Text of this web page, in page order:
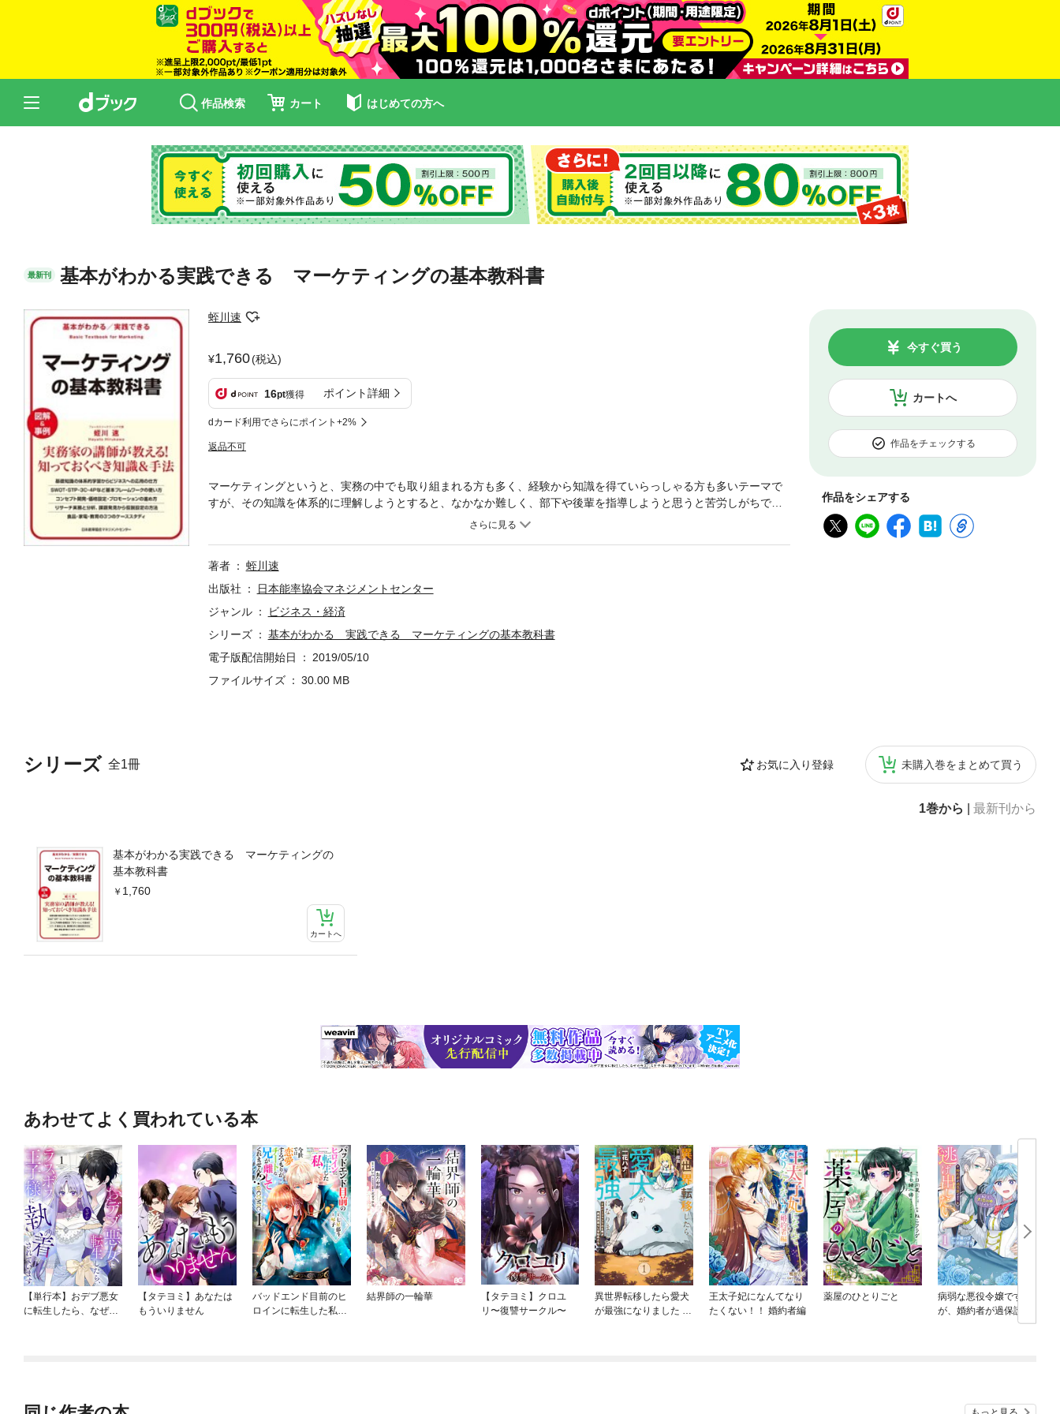
作品検索 カート はじめての方へ
最新刊 基本がわかる実践できる マーケティングの基本教科書
蛭川速
1,760(税込)
16pt獲得 ポイント詳細
dカード利用でさらにポイント+2%
返品不可
カートへ
今すぐ買う
作品をチェックする
作品をシェアする
シリーズ 全1冊 お気に入り登録 未購入巻をまとめて買う
1巻から 最新刊から
基本がわかる実践できる マーケティングの
基本教科書
1,760
カートへ
マーケティングというと、実務の中でも取り組まれる方も多く、経験から知識を得ていらっしゃる方も多いテーマで
すが、その知識を体系的に理解しようとすると、なかなか難しく、部下や後輩を指導しようと思うと苦労しがちで
す。また、マーケティングに全く携わったことのない方で、異動により担当することになったビジネスパーソンにと
りと把握し、後半で3つのケースを取り上げ、マーケティングが実務で活用される様子を学びます。平易な文章でSTP
から最新の動向までを網羅し、ビジネスのあらゆるシーンで活用可能な考え方が豊富に盛り込まれている必読テキス
達第4章 マーケティング情報を集める、分析する、仮説を設定する第5章 戦略をたてる 第II部 ケース編第6章
Case1 即席麺製造A社の新商品企画第7章 Case2 家電メーカーB社の需要創造戦略第8章 Case3 学習塾C社の
新市場開拓付録 マーケター虎の巻
著者
蛭川速
出版社
日本能率協会マネジメントセンター
ジャンル
ビジネス・経済
シリーズ
基本がわかる 実践できる マーケティングの基本教科書
電子版配信開始日
2019/05/10
ファイルサイズ
30.00 MB
あわせてよく買われている本
【単行本】おデブ悪女
に転生したら、なぜか
【タテヨミ】あなたは
もういりません
バッドエンド目前のヒ
ロインに転生した私、
結界師の一輪華
【タテヨミ】クロユ
リ〜復讐サークル〜
異世界転移したら愛犬
が最強になりました ～
王太子妃になんてなり
たくない！！ 婚約者編
薬屋のひとりごと
病弱な悪役令嬢です
が、婚約者が過保護す
ぎて逃げ出したい(私た